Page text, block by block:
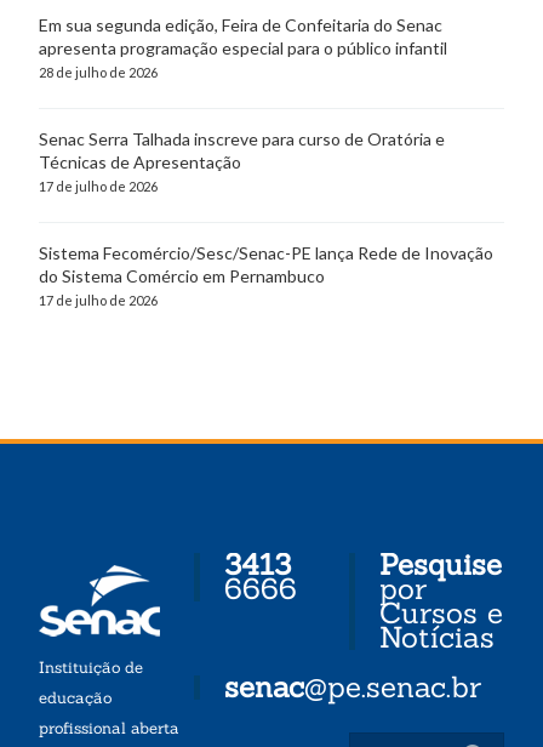
Em sua segunda edição, Feira de Confeitaria do Senac
apresenta programação especial para o público infantil
28 de julho de 2026
Senac Serra Talhada inscreve para curso de Oratória e
Técnicas de Apresentação
17 de julho de 2026
Sistema Fecomércio/Sesc/Senac-PE lança Rede de Inovação
do Sistema Comércio em Pernambuco
17 de julho de 2026
Instituição de
educação
profissional aberta
3413
6666
senac@pe.senac.br
Pesquise
por
Cursos e
Notícias